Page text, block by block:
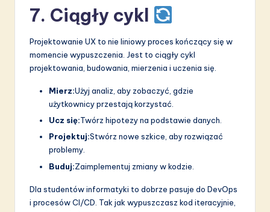
7. Ciągły cykl
Projektowanie UX to nie liniowy proces kończący się w
momencie wypuszczenia. Jest to ciągły cykl
projektowania, budowania, mierzenia i uczenia się.
Mierz:Użyj analiz, aby zobaczyć, gdzie
użytkownicy przestają korzystać.
Ucz się:Twórz hipotezy na podstawie danych.
Projektuj:Stwórz nowe szkice, aby rozwiązać
problemy.
Buduj:Zaimplementuj zmiany w kodzie.
Dla studentów informatyki to dobrze pasuje do DevOps
i procesów CI/CD. Tak jak wypuszczasz kod iteracyjnie,